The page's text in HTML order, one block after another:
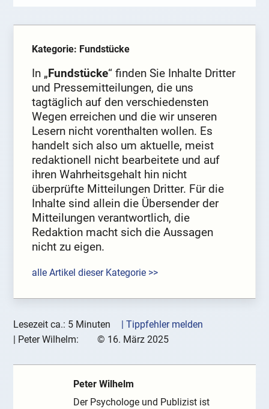
Kategorie: Fundstücke
In „Fundstücke“ finden Sie Inhalte Dritter
und Pressemitteilungen, die uns
tagtäglich auf den verschiedensten
Wegen erreichen und die wir unseren
Lesern nicht vorenthalten wollen. Es
handelt sich also um aktuelle, meist
redaktionell nicht bearbeitete und auf
ihren Wahrheitsgehalt hin nicht
überprüfte Mitteilungen Dritter. Für die
Inhalte sind allein die Übersender der
Mitteilungen verantwortlich, die
Redaktion macht sich die Aussagen
nicht zu eigen.
alle Artikel dieser Kategorie >>
Lesezeit ca.: 5 Minuten
| Tippfehler melden
| Peter Wilhelm: © 16. März 2025
Peter Wilhelm
Der Psychologe und Publizist ist